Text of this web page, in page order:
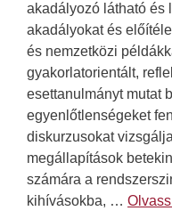
akadályozó látható és
akadályokat és
és nemzetközi
gyakorlatorientált,
esettanulmányt mutat
egyenlőtlenségeket
diskurzusokat
megállapítások
számára a
kihívásokba, …